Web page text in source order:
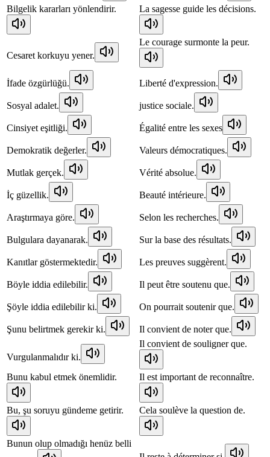
Bilgelik kararları yönlendirir.
La sagesse guide les décisions.
Cesaret korkuyu yener.
Le courage surmonte la peur.
İfade özgürlüğü. Liberté d'expression.
Sosyal adalet. justice sociale.
Cinsiyet eşitliği. Égalité entre les sexes
Demokratik değerler. Valeurs démocratiques.
Mutlak gerçek. Vérité absolue.
İç güzellik. Beauté intérieure.
Araştırmaya göre. Selon les recherches.
Bulgulara dayanarak. Sur la base des résultats.
Kanıtlar göstermektedir. Les preuves suggèrent.
Böyle iddia edilebilir. Il peut être soutenu que.
Şöyle iddia edilebilir ki. On pourrait soutenir que.
Şunu belirtmek gerekir ki. Il convient de noter que.
Vurgulanmalıdır ki.
Il convient de souligner que.
Bunu kabul etmek önemlidir. Il est important de reconnaître.
Bu, şu soruyu gündeme getirir. Cela soulève la question de.
Bunun olup olmadığı henüz belli